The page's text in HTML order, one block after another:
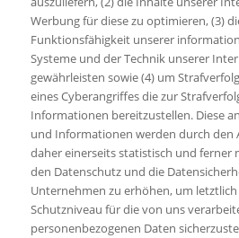
Werbung für diese zu optimieren, (3)
Funktionsfähigkeit unserer
Systeme und der Technik unserer
gewährleisten sowie (4) um
eines Cyberangriffes die zur
Informationen bereitzustellen. Diese
und Informationen werden durch den
daher einerseits statistisch und ferner
den Datenschutz und die
Unternehmen zu erhöhen, um
Schutzniveau für die von uns
personenbezogenen Daten